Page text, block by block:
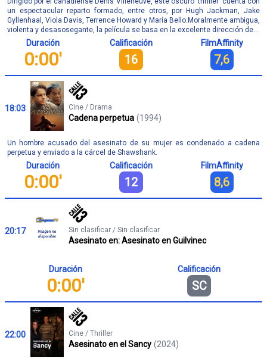
un espectacular reparto formado, entre otros, por Hugh Jackman, Jake
Gyllenhaal, Viola Davis, Terrence Howard y María Bello.Moralmente ambigua,
violenta y desasosegante, la película se basa en la excelente dirección de...
Duración
0:00'
Calificación
16
FilmAffinity
7,6
18:03 Cine / Drama
Cadena perpetua (1994)
Un hombre acusado del asesinato de su mujer es condenado a cadena
perpetua y enviado a la cárcel de Shawshank.
Duración
0:00'
Calificación
12
FilmAffinity
8,6
20:17 Sin clasificar / Sin clasificar
Asesinato en: Asesinato en Guilvinec
Duración
0:00'
Calificación
SC
22:00 Cine / Thriller
Asesinato en el Sancy (2024)